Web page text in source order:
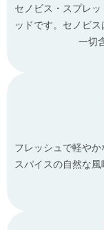
セノビス・スプレ
ッドです。セノビ
一切
フレッシュで軽や
スパイスの自然な